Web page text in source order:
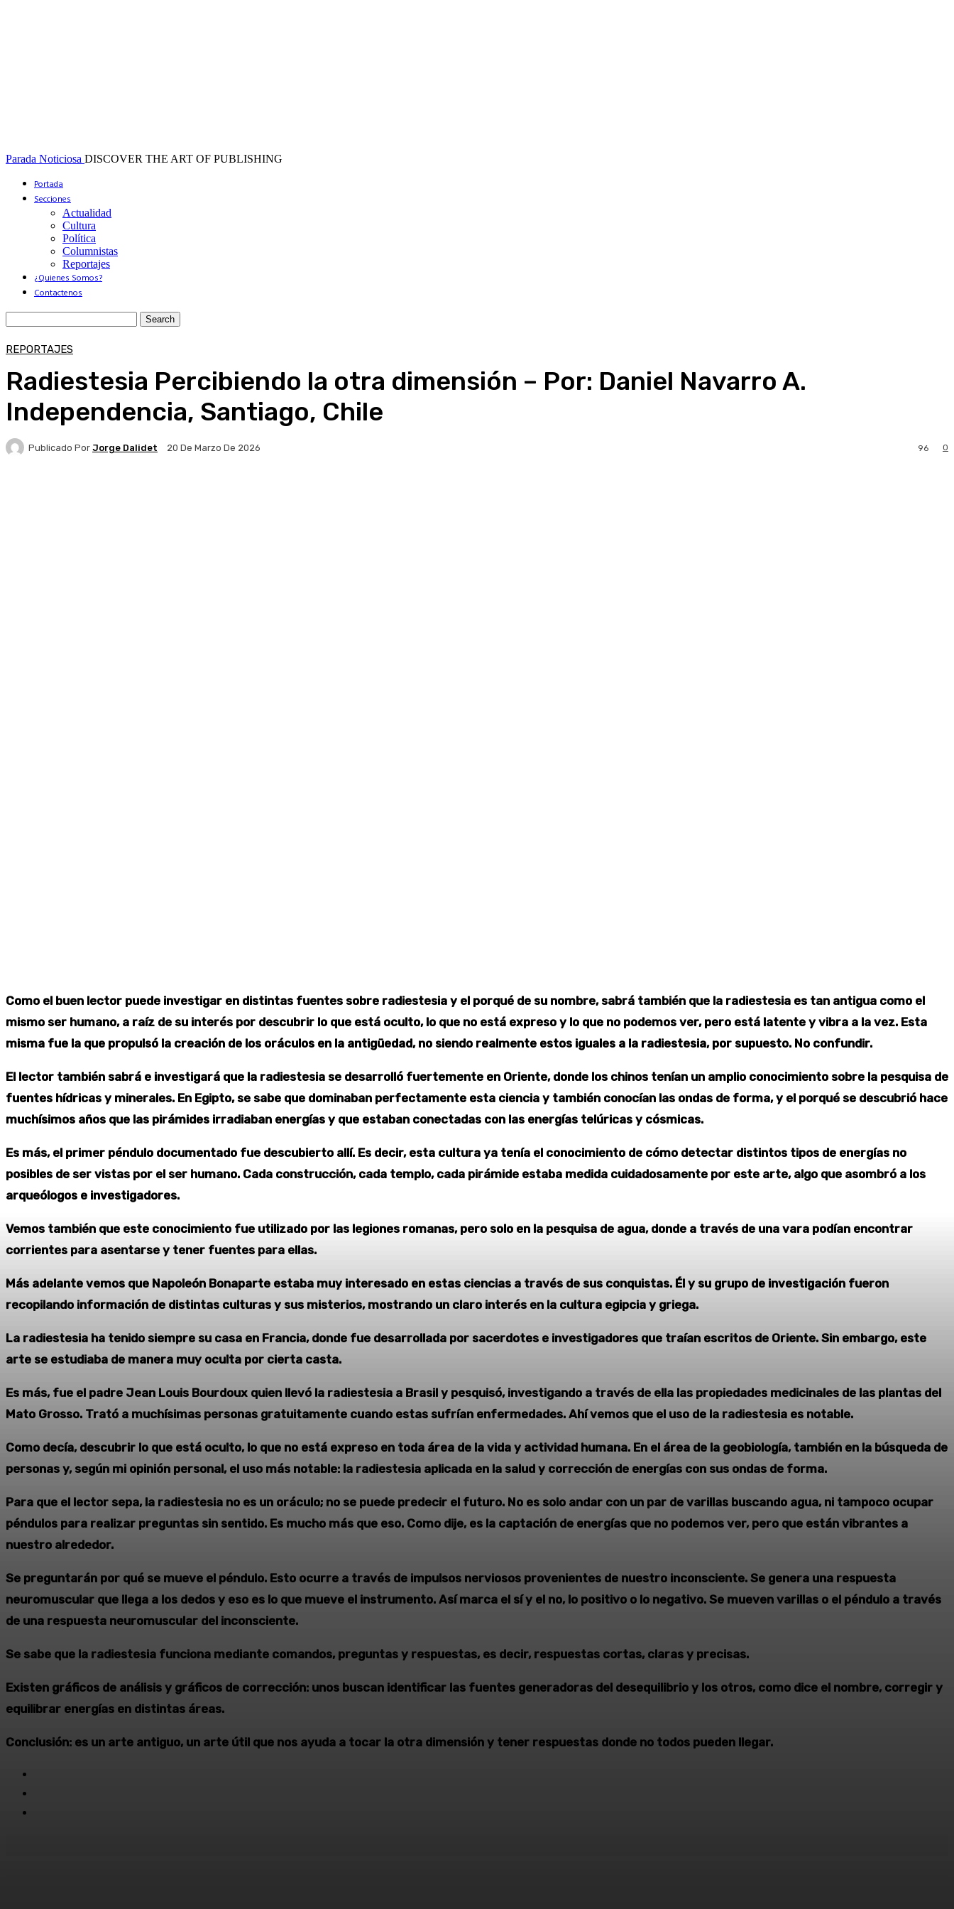
Parada Noticiosa DISCOVER THE ART OF PUBLISHING
Portada
Secciones
Actualidad
Cultura
Política
Columnistas
Reportajes
¿Quienes Somos?
Contactenos
REPORTAJES
Radiestesia Percibiendo la otra dimensión – Por: Daniel Navarro A.
Independencia, Santiago, Chile
Publicado Por Jorge Dalidet 20 De Marzo De 2026 0
96
Como el buen lector puede investigar en distintas fuentes sobre radiestesia y el porqué de su nombre, sabrá también que la radiestesia es tan antigua como el
mismo ser humano, a raíz de su interés por descubrir lo que está oculto, lo que no está expreso y lo que no podemos ver, pero está latente y vibra a la vez. Esta
misma fue la que propulsó la creación de los oráculos en la antigüedad, no siendo realmente estos iguales a la radiestesia, por supuesto. No confundir.
El lector también sabrá e investigará que la radiestesia se desarrolló fuertemente en Oriente, donde los chinos tenían un amplio conocimiento sobre la pesquisa de
fuentes hídricas y minerales. En Egipto, se sabe que dominaban perfectamente esta ciencia y también conocían las ondas de forma, y el porqué se descubrió hace
muchísimos años que las pirámides irradiaban energías y que estaban conectadas con las energías telúricas y cósmicas.
Es más, el primer péndulo documentado fue descubierto allí. Es decir, esta cultura ya tenía el conocimiento de cómo detectar distintos tipos de energías no
posibles de ser vistas por el ser humano. Cada construcción, cada templo, cada pirámide estaba medida cuidadosamente por este arte, algo que asombró a los
arqueólogos e investigadores.
Vemos también que este conocimiento fue utilizado por las legiones romanas, pero solo en la pesquisa de agua, donde a través de una vara podían encontrar
corrientes para asentarse y tener fuentes para ellas.
Más adelante vemos que Napoleón Bonaparte estaba muy interesado en estas ciencias a través de sus conquistas. Él y su grupo de investigación fueron
recopilando información de distintas culturas y sus misterios, mostrando un claro interés en la cultura egipcia y griega.
La radiestesia ha tenido siempre su casa en Francia, donde fue desarrollada por sacerdotes e investigadores que traían escritos de Oriente. Sin embargo, este
arte se estudiaba de manera muy oculta por cierta casta.
Es más, fue el padre Jean Louis Bourdoux quien llevó la radiestesia a Brasil y pesquisó, investigando a través de ella las propiedades medicinales de las plantas del
Mato Grosso. Trató a muchísimas personas gratuitamente cuando estas sufrían enfermedades. Ahí vemos que el uso de la radiestesia es notable.
Como decía, descubrir lo que está oculto, lo que no está expreso en toda área de la vida y actividad humana. En el área de la geobiología, también en la búsqueda de
personas y, según mi opinión personal, el uso más notable: la radiestesia aplicada en la salud y corrección de energías con sus ondas de forma.
Para que el lector sepa, la radiestesia no es un oráculo; no se puede predecir el futuro. No es solo andar con un par de varillas buscando agua, ni tampoco ocupar
péndulos para realizar preguntas sin sentido. Es mucho más que eso. Como dije, es la captación de energías que no podemos ver, pero que están vibrantes a
nuestro alrededor.
Se preguntarán por qué se mueve el péndulo. Esto ocurre a través de impulsos nerviosos provenientes de nuestro inconsciente. Se genera una respuesta
neuromuscular que llega a los dedos y eso es lo que mueve el instrumento. Así marca el sí y el no, lo positivo o lo negativo. Se mueven varillas o el péndulo a través
de una respuesta neuromuscular del inconsciente.
Se sabe que la radiestesia funciona mediante comandos, preguntas y respuestas, es decir, respuestas cortas, claras y precisas.
Existen gráficos de análisis y gráficos de corrección: unos buscan identificar las fuentes generadoras del desequilibrio y los otros, como dice el nombre, corregir y
equilibrar energías en distintas áreas.
Conclusión: es un arte antiguo, un arte útil que nos ayuda a tocar la otra dimensión y tener respuestas donde no todos pueden llegar.